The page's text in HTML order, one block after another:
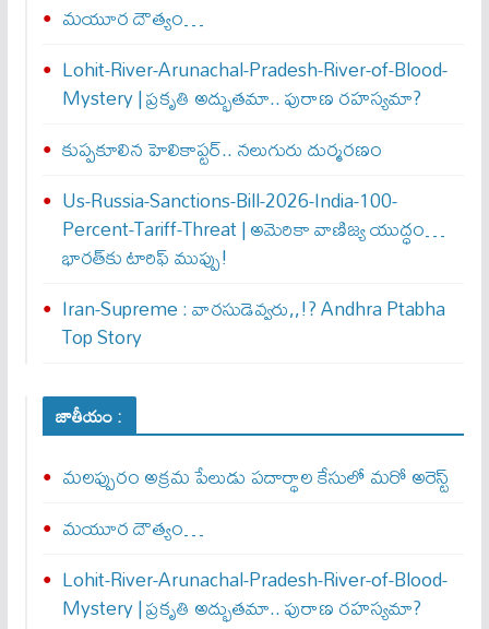
మయూర దౌత్యం…
Lohit-River-Arunachal-Pradesh-River-of-Blood-
Mystery | ప్రకృతి అద్భుతమా.. పురాణ రహస్యమా?
కుప్పకూలిన హెలికాప్టర్‌.. నలుగురు దుర్మరణం
Us-Russia-Sanctions-Bill-2026-India-100-
Percent-Tariff-Threat | అమెరికా వాణిజ్య యుద్ధం…
భారత్‌కు టారిఫ్ ముప్పు!
Iran-Supreme : వార‌సుడెవ్వ‌రు,,!? Andhra Ptabha
Top Story
జాతీయం :
మలప్పురం అక్రమ పేలుడు పదార్థాల కేసులో మరో అరెస్ట్‌
మయూర దౌత్యం…
Lohit-River-Arunachal-Pradesh-River-of-Blood-
Mystery | ప్రకృతి అద్భుతమా.. పురాణ రహస్యమా?